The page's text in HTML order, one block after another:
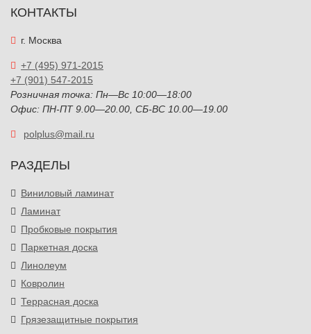
КОНТАКТЫ
г. Москва
+7 (495) 971-2015
+7 (901) 547-2015
Розничная точка: Пн—Вс 10:00—18:00
Офис: ПН-ПТ 9.00—20.00, СБ-ВС 10.00—19.00
polplus@mail.ru
РАЗДЕЛЫ
Виниловый ламинат
Ламинат
Пробковые покрытия
Паркетная доска
Линолеум
Ковролин
Террасная доска
Грязезащитные покрытия